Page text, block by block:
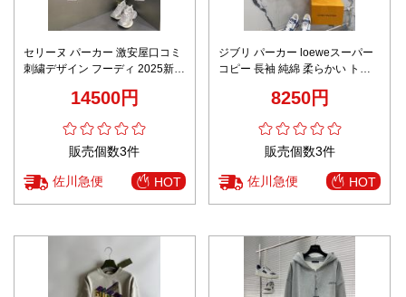
セリーヌ パーカー 激安屋口コミ
刺繍デザイン フーディ 2025新作
着心地 高評価14500円
販売個数3件
佐川急便 HOT
ジブリ パーカー loeweスーパー
コピー 長袖 純綿 柔らかい トッ
繍 ホワイト8250円
販売個数3件
佐川急便 HOT